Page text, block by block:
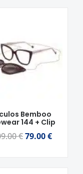
Bemboo
144 + Clip
€
original
era:
109.00 €.
79.00€
é: